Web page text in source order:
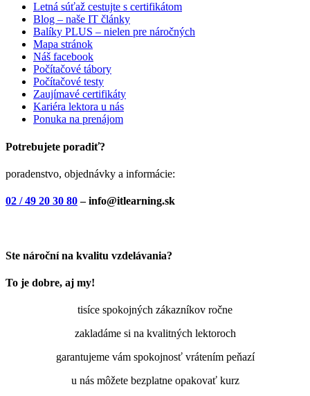
Letná súťaž cestujte s certifikátom
Blog – naše IT články
Balíky PLUS – nielen pre náročných
Mapa stránok
Náš facebook
Počítačové tábory
Počítačové testy
Zaujímavé certifikáty
Kariéra lektora u nás
Ponuka na prenájom
Potrebujete poradiť?
poradenstvo, objednávky a informácie:
02 / 49 20 30 80– info@itlearning.sk
Ste nároční na kvalitu vzdelávania?
To je dobre, aj my!
tisíce spokojných zákazníkov ročne
zakladáme si na kvalitných lektoroch
garantujeme vám spokojnosť vrátením peňazí
u nás môžete bezplatne opakovať kurz